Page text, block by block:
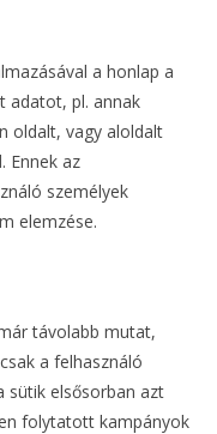
a honlap a
adatot, pl. annak
oldalt, vagy aloldalt
Ennek az
személyek
elemzése.
távolabb mutat,
a felhasználó
sütik elsősorban azt
folytatott kampányok